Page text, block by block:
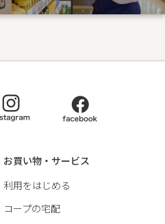
お買い物・サービス
利用をはじめる
コープの宅配